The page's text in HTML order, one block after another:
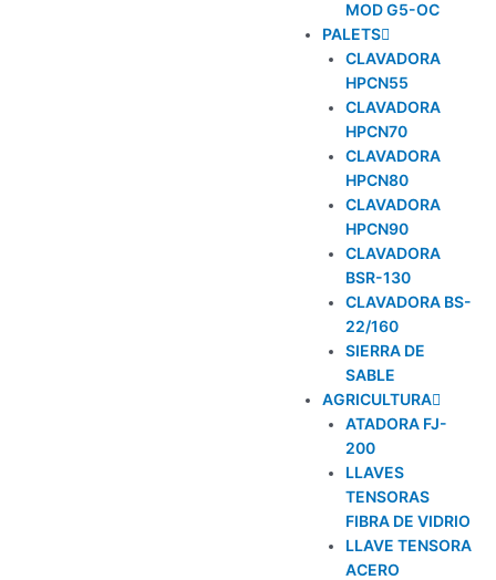
MOD G5-OC
PALETS
CLAVADORA
HPCN55
CLAVADORA
HPCN70
CLAVADORA
HPCN80
CLAVADORA
HPCN90
CLAVADORA
BSR-130
CLAVADORA BS-
22/160
SIERRA DE
SABLE
AGRICULTURA
ATADORA FJ-
200
LLAVES
TENSORAS
FIBRA DE VIDRIO
LLAVE TENSORA
ACERO